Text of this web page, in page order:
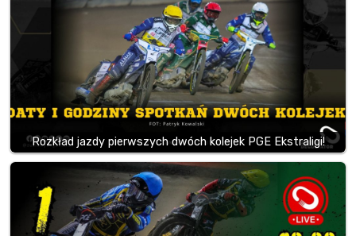
Rozkład jazdy pierwszych dwóch kolejek PGE Ekstraligi!